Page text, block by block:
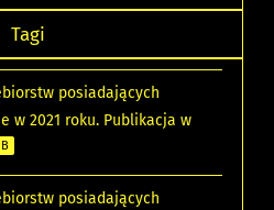
Tagi
posiadających
w 2021 roku. Publikacja w
posiadających